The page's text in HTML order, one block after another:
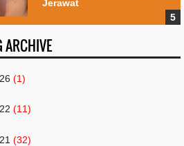
Jerawat
ARCHIVE
(1)
(11)
(32)